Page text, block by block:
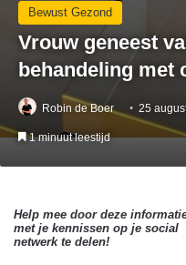
Bewust Gezond
Vrouw geneest
behandeling met
Robin de Boer 25
1 minuut leestijd
Help mee door deze
met je kennissen op je social
netwerk te delen!